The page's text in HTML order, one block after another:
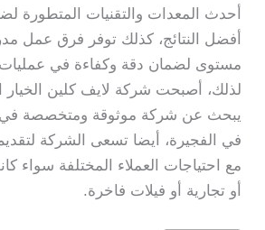
أحدث المعدات والتقنيات المتطورة
أفضل النتائج، كذلك توفر فرق عمل
مستوى لضمان دقة وكفاءة في
لذلك، أصبحت شركة لايف كلين الخيار
يبحث عن شركة موثوقة ومتخصصة في
في الفجيرة، أيضا تسعى الشركة
مع احتياجات العملاء المختلفة سواء
أو تجارية أو فيلات فاخرة.